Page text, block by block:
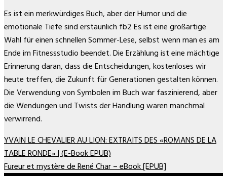
Es ist ein merkwürdiges Buch, aber der Humor und die
emotionale Tiefe sind erstaunlich fb2 Es ist eine großartige
Wahl für einen schnellen Sommer-Lese, selbst wenn man es am
Ende im Fitnessstudio beendet. Die Erzählung ist eine mächtige
Erinnerung daran, dass die Entscheidungen, kostenloses wir
heute treffen, die Zukunft für Generationen gestalten können.
Die Verwendung von Symbolen im Buch war faszinierend, aber
die Wendungen und Twists der Handlung waren manchmal
verwirrend.
YVAIN LE CHEVALIER AU LION: EXTRAITS DES «ROMANS DE LA
TABLE RONDE» | (E-Book EPUB)
Fureur et mystère de René Char – eBook [EPUB]